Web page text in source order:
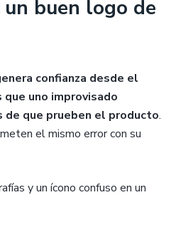
buen logo de
confianza desde el
uno improvisado
que prueben el producto.
el mismo error con su
y un ícono confuso en un